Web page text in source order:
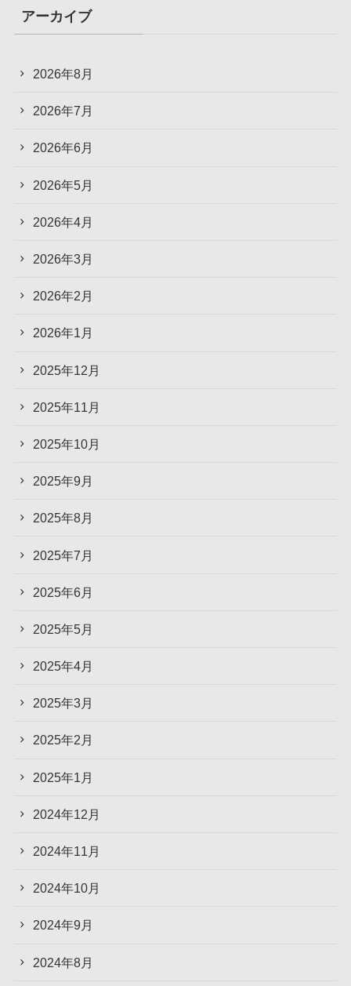
アーカイブ
2026年8月
2026年7月
2026年6月
2026年5月
2026年4月
2026年3月
2026年2月
2026年1月
2025年12月
2025年11月
2025年10月
2025年9月
2025年8月
2025年7月
2025年6月
2025年5月
2025年4月
2025年3月
2025年2月
2025年1月
2024年12月
2024年11月
2024年10月
2024年9月
2024年8月